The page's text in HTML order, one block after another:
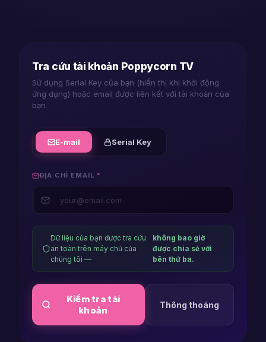
android
player
firestick
player
macos
player
ios
player
iphone
player
lg
player
samsung
Tra cứu tài khoản Poppycorn TV
Sử dụng Serial Key của bạn (hiển thị khi khởi động
ứng dụng) hoặc email được liên kết với tài khoản của
bạn.
E-mail Serial Key
ĐỊA CHỈ EMAIL *
Dữ liệu của bạn được tra cứu
an toàn trên máy chủ của
chúng tôi —
không bao giờ
được chia sẻ với
bên thứ ba.
Kiểm tra tài
khoản
Thông thoáng